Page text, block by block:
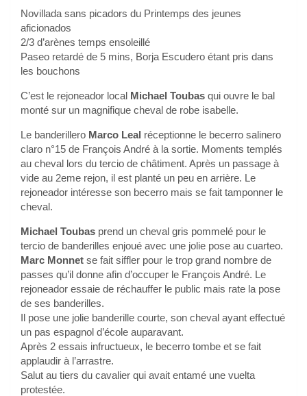
Novillada sans picadors du Printemps des jeunes
aficionados
2/3 d’arènes temps ensoleillé
Paseo retardé de 5 mins, Borja Escudero étant pris dans
les bouchons
C’est le rejoneador local Michael Toubas qui ouvre le bal
monté sur un magnifique cheval de robe isabelle.
Le banderillero Marco Leal réceptionne le becerro salinero
claro n°15 de François André à la sortie. Moments templés
au cheval lors du tercio de châtiment. Après un passage à
vide au 2eme rejon, il est planté un peu en arrière. Le
rejoneador intéresse son becerro mais se fait tamponner le
cheval.
Michael Toubas prend un cheval gris pommelé pour le
tercio de banderilles enjoué avec une jolie pose au cuarteo.
Marc Monnet se fait siffler pour le trop grand nombre de
passes qu’il donne afin d’occuper le François André. Le
rejoneador essaie de réchauffer le public mais rate la pose
de ses banderilles.
Il pose une jolie banderille courte, son cheval ayant effectué
un pas espagnol d’école auparavant.
Après 2 essais infructueux, le becerro tombe et se fait
applaudir à l’arrastre.
Salut au tiers du cavalier qui avait entamé une vuelta
protestée.